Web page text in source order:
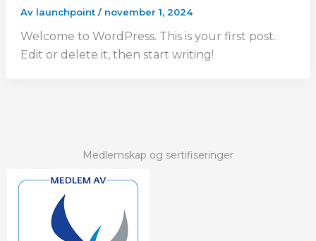
Av launchpoint / november 1, 2024
Welcome to WordPress. This is your first post.
Edit or delete it, then start writing!
Medlemskap og sertifiseringer